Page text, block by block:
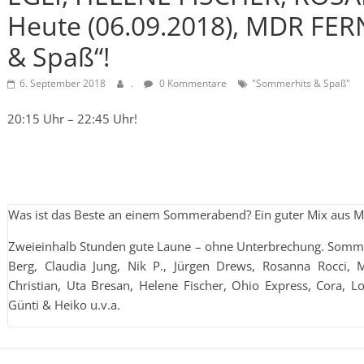
Heute (06.09.2018), MDR
& Spaß“!
6. September 2018 . 0 Kommentare "Sommerhits & Spaß"
20:15 Uhr – 22:45 Uhr!
Was ist das Beste an einem Sommerabend? Ein guter Mix aus
Zweieinhalb Stunden gute Laune – ohne Unterbrechung.
Berg, Claudia Jung, Nik P., Jürgen Drews, Rosanna
Christian, Uta Bresan, Helene Fischer, Ohio Express, Cora,
Günti & Heiko u.v.a.